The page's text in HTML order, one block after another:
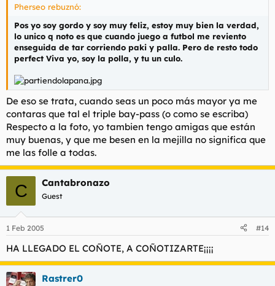
Pherseo rebuznó:
Pos yo soy gordo y soy muy feliz, estoy muy bien la verdad,
lo unico q noto es que cuando juego a futbol me reviento
enseguida de tar corriendo paki y palla. Pero de resto todo
perfect Viva yo, soy la polla, y tu un culo.
De eso se trata, cuando seas un poco más mayor ya me
contaras que tal el triple bay-pass (o como se escriba)
Respecto a la foto, yo tambien tengo amigas que están
muy buenas, y que me besen en la mejilla no significa que
me las folle a todas.
C Cantabronazo
Guest
1 Feb 2005 #14
HA LLEGADO EL COÑOTE, A COÑOTIZARTE¡¡¡¡
Rastrer0